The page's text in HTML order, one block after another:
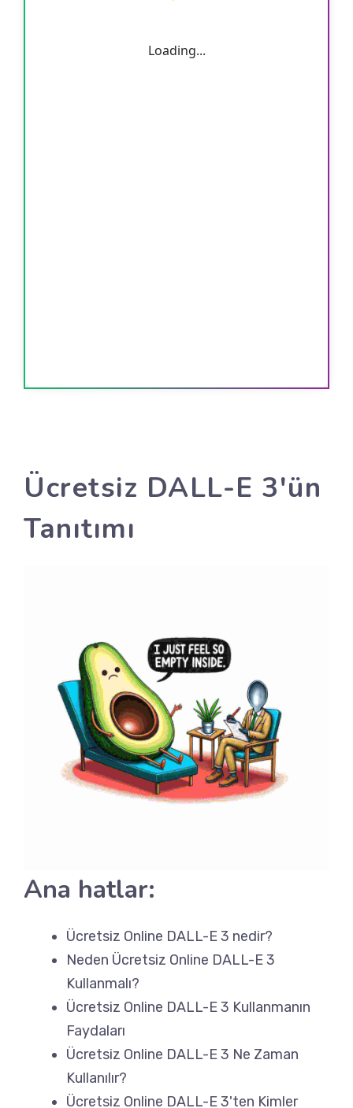
Ücretsiz DALL-E 3'ün
Tanıtımı
Ana hatlar:
Ücretsiz Online DALL-E 3 nedir?
Neden Ücretsiz Online DALL-E 3
Kullanmalı?
Ücretsiz Online DALL-E 3 Kullanmanın
Faydaları
Ücretsiz Online DALL-E 3 Ne Zaman
Kullanılır?
Ücretsiz Online DALL-E 3'ten Kimler